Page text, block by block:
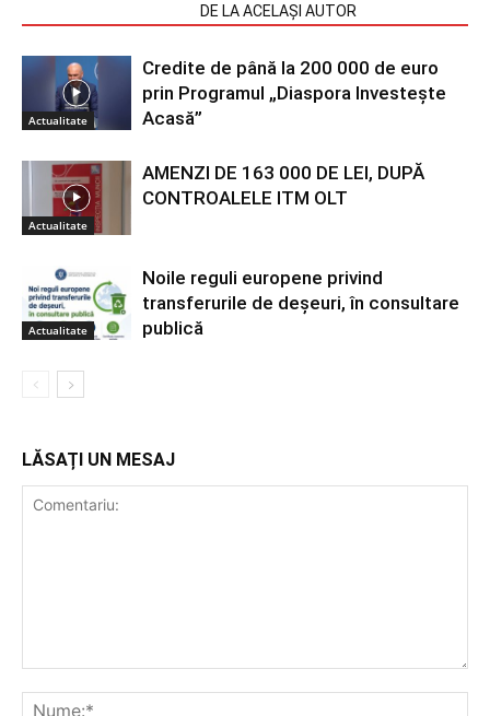
DE LA ACELAȘI AUTOR
Actualitate
Credite de până la 200 000 de euro
prin Programul „Diaspora Investește
Acasă”
Actualitate
AMENZI DE 163 000 DE LEI, DUPĂ
CONTROALELE ITM OLT
Actualitate
Noile reguli europene privind
transferurile de deșeuri, în consultare
publică
LĂSAȚI UN MESAJ